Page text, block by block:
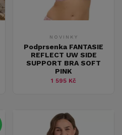
NOVINKY
Podprsenka FANTASIE
REFLECT UW SIDE
SUPPORT BRA SOFT
PINK
1 595 Kč